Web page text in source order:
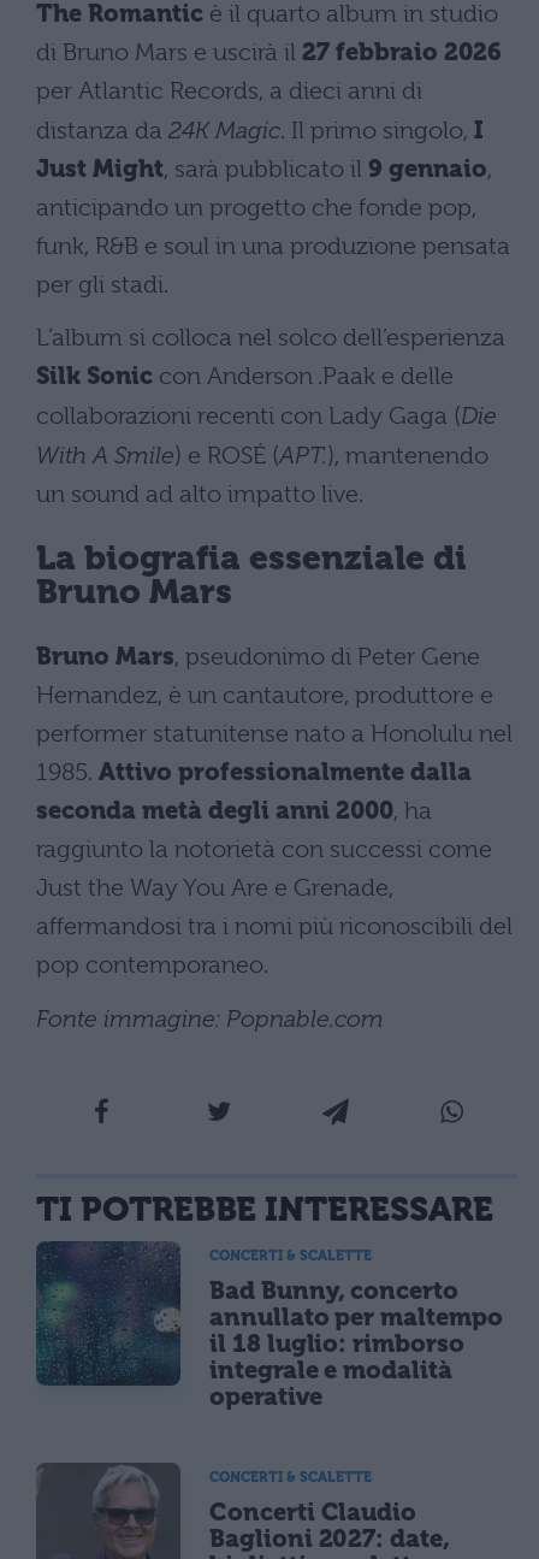
The Romantic è il quarto album in studio
di Bruno Mars e uscirà il 27 febbraio 2026
per Atlantic Records, a dieci anni di
distanza da 24K Magic. Il primo singolo, I
Just Might, sarà pubblicato il 9 gennaio,
anticipando un progetto che fonde pop,
funk, R&B e soul in una produzione pensata
per gli stadi.
L’album si colloca nel solco dell’esperienza
Silk Sonic con Anderson .Paak e delle
collaborazioni recenti con Lady Gaga (Die
With A Smile) e ROSÉ (APT.), mantenendo
un sound ad alto impatto live.
La biografia essenziale di
Bruno Mars
Bruno Mars, pseudonimo di Peter Gene
Hernandez, è un cantautore, produttore e
performer statunitense nato a Honolulu nel
1985. Attivo professionalmente dalla
seconda metà degli anni 2000, ha
raggiunto la notorietà con successi come
Just the Way You Are e Grenade,
affermandosi tra i nomi più riconoscibili del
pop contemporaneo.
Fonte immagine: Popnable.com
TI POTREBBE INTERESSARE
CONCERTI & SCALETTE
Bad Bunny, concerto
annullato per maltempo
il 18 luglio: rimborso
integrale e modalità
operative
CONCERTI & SCALETTE
Concerti Claudio
Baglioni 2027: date,